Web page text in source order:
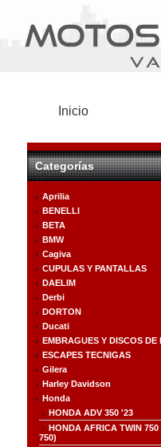
Inicio
Categorías
Aprilia
BENELLI
BETA
BMW
Cagiva
CUPULAS Y PANTALLAS
DAELIM
Derbi
DORTON
Ducati
EMBRAGUES Y DISCOS DE
ESCAPES TECNIGAS
Gilera
Harley Davidson
Honda
HONDA ADV 350 '23
HONDA AFRICA TWIN 750
750)